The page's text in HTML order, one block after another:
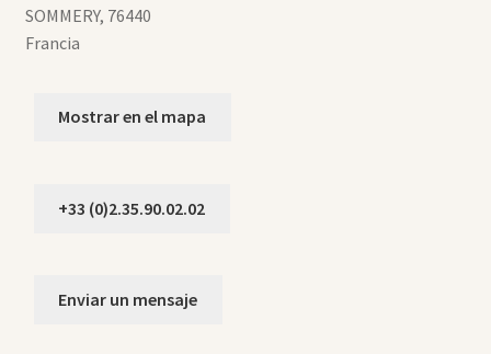
SOMMERY, 76440
Francia
Mostrar en el mapa
+33 (0)2.35.90.02.02
Enviar un mensaje